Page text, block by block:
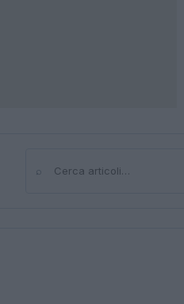
⌕Cerca